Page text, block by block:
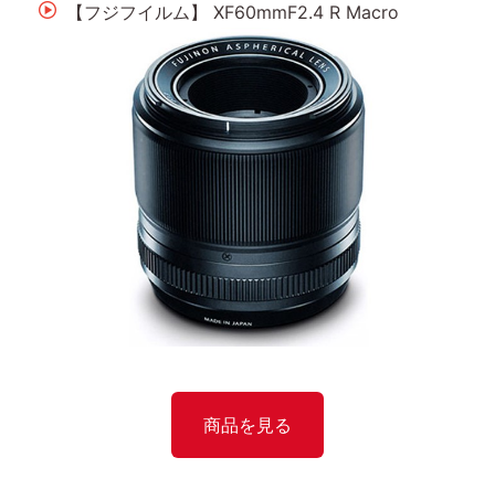
【フジフイルム】 XF60mmF2.4 R Macro
商品を見る